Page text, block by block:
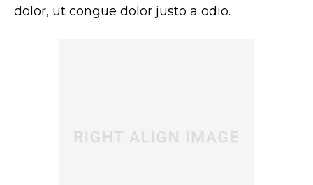
dolor, ut congue dolor justo a odio.